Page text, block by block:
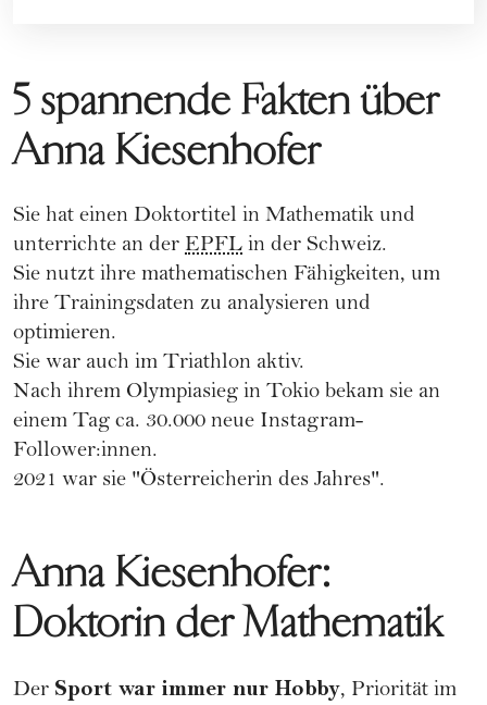
5 spannende Fakten über
Anna Kiesenhofer
Sie hat einen Doktortitel in Mathematik und
unterrichte an der EPFL in der Schweiz.
Sie nutzt ihre mathematischen Fähigkeiten, um
ihre Trainingsdaten zu analysieren und
optimieren.
Sie war auch im Triathlon aktiv.
Nach ihrem Olympiasieg in Tokio bekam sie an
einem Tag ca. 30.000 neue Instagram-
Follower:innen.
2021 war sie "Österreicherin des Jahres".
Anna Kiesenhofer:
Doktorin der Mathematik
Der Sport war immer nur Hobby, Priorität im